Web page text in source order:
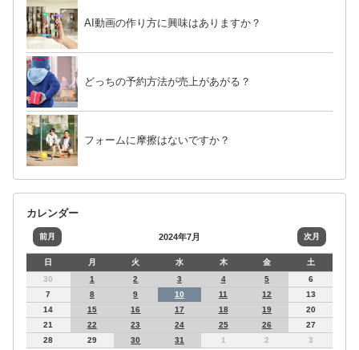
AI動画の作り方に興味はありますか？
どっちの予約方法が売上があがる？
フォームに摩擦はないですか？
カレンダー
前月 2024年7月 次月
日 月 火 水 木 金
土
30
1 2 3 4 5
6
7
8 9 10 11 12
13
14
15 16 17 18 19
20
21
22 23 24 25 26
27
28
29 30 31 1 2 3